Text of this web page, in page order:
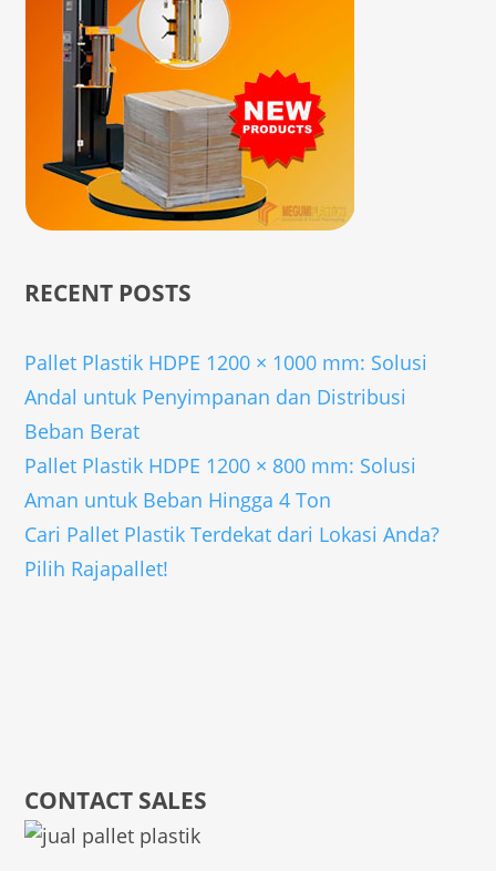
RECENT POSTS
Pallet Plastik HDPE 1200 × 1000 mm: Solusi
Andal untuk Penyimpanan dan Distribusi
Beban Berat
Pallet Plastik HDPE 1200 × 800 mm: Solusi
Aman untuk Beban Hingga 4 Ton
Cari Pallet Plastik Terdekat dari Lokasi Anda?
Pilih Rajapallet!
CONTACT SALES